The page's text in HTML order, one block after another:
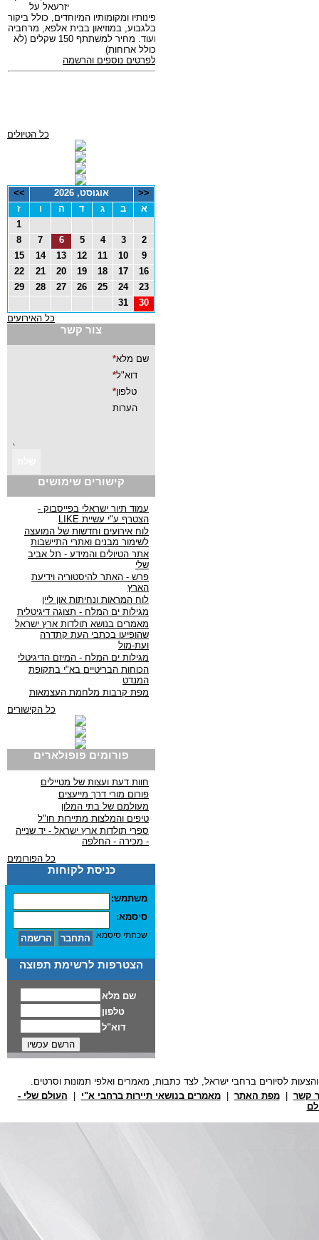
כל הטיולים
<< אוגוסט, 2026
>>
א
ב ג ד ה ו
ז
1
2
3
4
5
6
7
8
9
10
11
12
13
14
15
16
17
18
19
20
21
22
23
24
25
26
27
28
29
30
31
כל האירועים
צור קשר
קישורים שימושים
עמוד תיור ישראלי בפייסבוק -
הצטרף ע"י עשיית LIKE
לוח אירועים וחדשות של המועצה
לשימור מבנים ואתרי התיישבות
אתר הטיולים והמידע - תל אביב
שלי
פרש - האתר להיסטוריה וידיעת
הארץ
לוח המראות ונחיתות און ליין
מגילות ים המלח - תצוגה דיגיטלית
מאמרים בנושא תולדות ארץ ישראל
שהופיעו בכתבי העת קתדרה
ועת-מול
מגילות ים המלח - המיזם הדיגיטלי
הכוחות הבריטיים בא"י בתקופת
המנדט
מפת קרבות מלחמת העצמאות
כל הקישורים
פורומים פופולארים
חוות דעת ועצות של מטיילים
פורום מורי דרך מייעצים
מעולמם של בתי המלון
טיפים והמלצות מתיירות חו"ל
ספרי תולדות ארץ ישראל - יד שנייה
- מכירה - החלפה
כל הפורומים
כניסת לקוחות
משתמש:
סיסמא:
שכחתי סיסמא
הצטרפות לרשימת תפוצה
קשר |מפת האתר |מאמרים בנושאי תיירות ברחבי א"י
העולם שלי -